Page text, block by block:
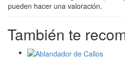
pueden hacer una valoración.
También te